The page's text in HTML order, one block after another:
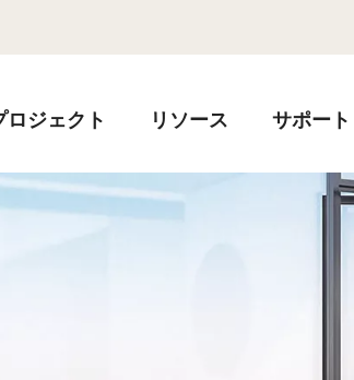
ロジェクト リソース サポート